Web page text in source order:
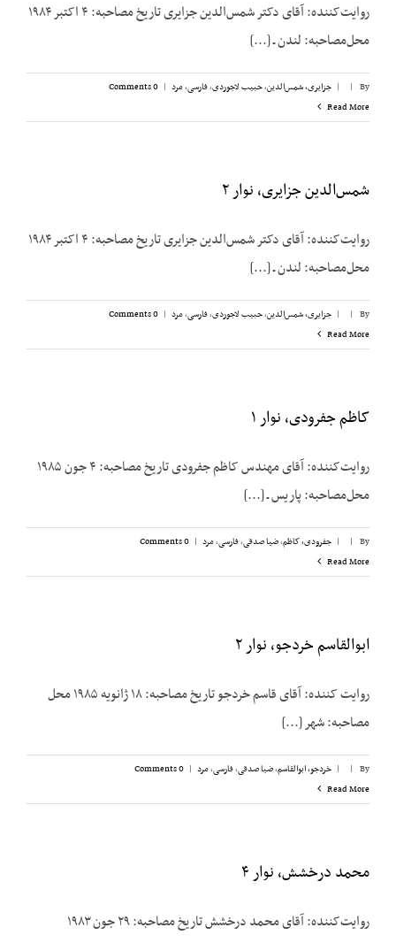
روایت‌کننده: آقای دکتر شمس‌الدین جزایری تاریخ مصاحبه: ۴ اکتبر ۱۹۸۴
محل‌مصاحبه: لندن ـ [...]
By
|
| جزایری، شمس‌الدین,حبیب لاجوردی,فارسی,مرد |
0 Comments
Read More
شمس‌الدین جزایری، نوار ۲
روایت‌کننده: آقای دکتر شمس‌الدین جزایری تاریخ مصاحبه: ۴ اکتبر ۱۹۸۴
محل‌مصاحبه: لندن ـ [...]
By
|
| جزایری، شمس‌الدین,حبیب لاجوردی,فارسی,مرد |
0 Comments
Read More
کاظم جفرودی، نوار ۱
روایت‌کننده: آقای مهندس کاظم جفرودی تاریخ مصاحبه: ۴ جون ۱۹۸۵
محل‌مصاحبه: پاریس ـ [...]
By
|
| جفرودی، کاظم,ضیا صدقی,فارسی,مرد |
0 Comments
Read More
ابوالقاسم خردجو، نوار ۲
روایت کننده: آقای قاسم خردجو تاریخ مصاحبه: ۱۸ ژانویه ۱۹۸۵ محل
مصاحبه: شهر [...]
By
|
| خردجو، ابوالقاسم,ضیا صدقی,فارسی,مرد |
0 Comments
Read More
محمد درخشش، نوار ۴
روایت‌کننده: آقای محمد درخشش تاریخ مصاحبه: ۲۹ جون ۱۹۸۳